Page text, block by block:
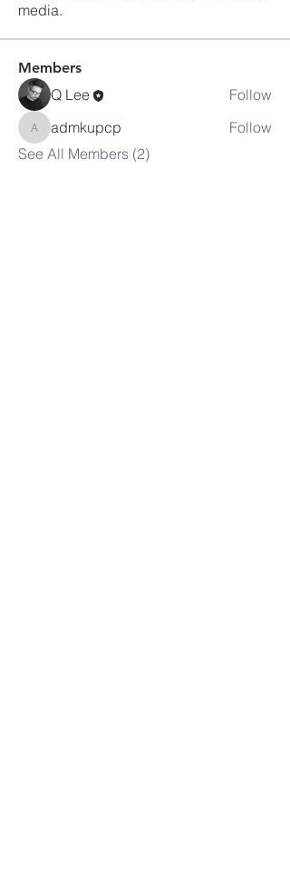
media.
Members
Q Lee Follow
admkupcp
admkupcp
Follow
See All Members (2)